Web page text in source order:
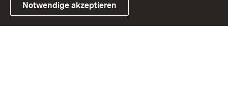
Link zum Landesportal
Notwendige akzeptieren